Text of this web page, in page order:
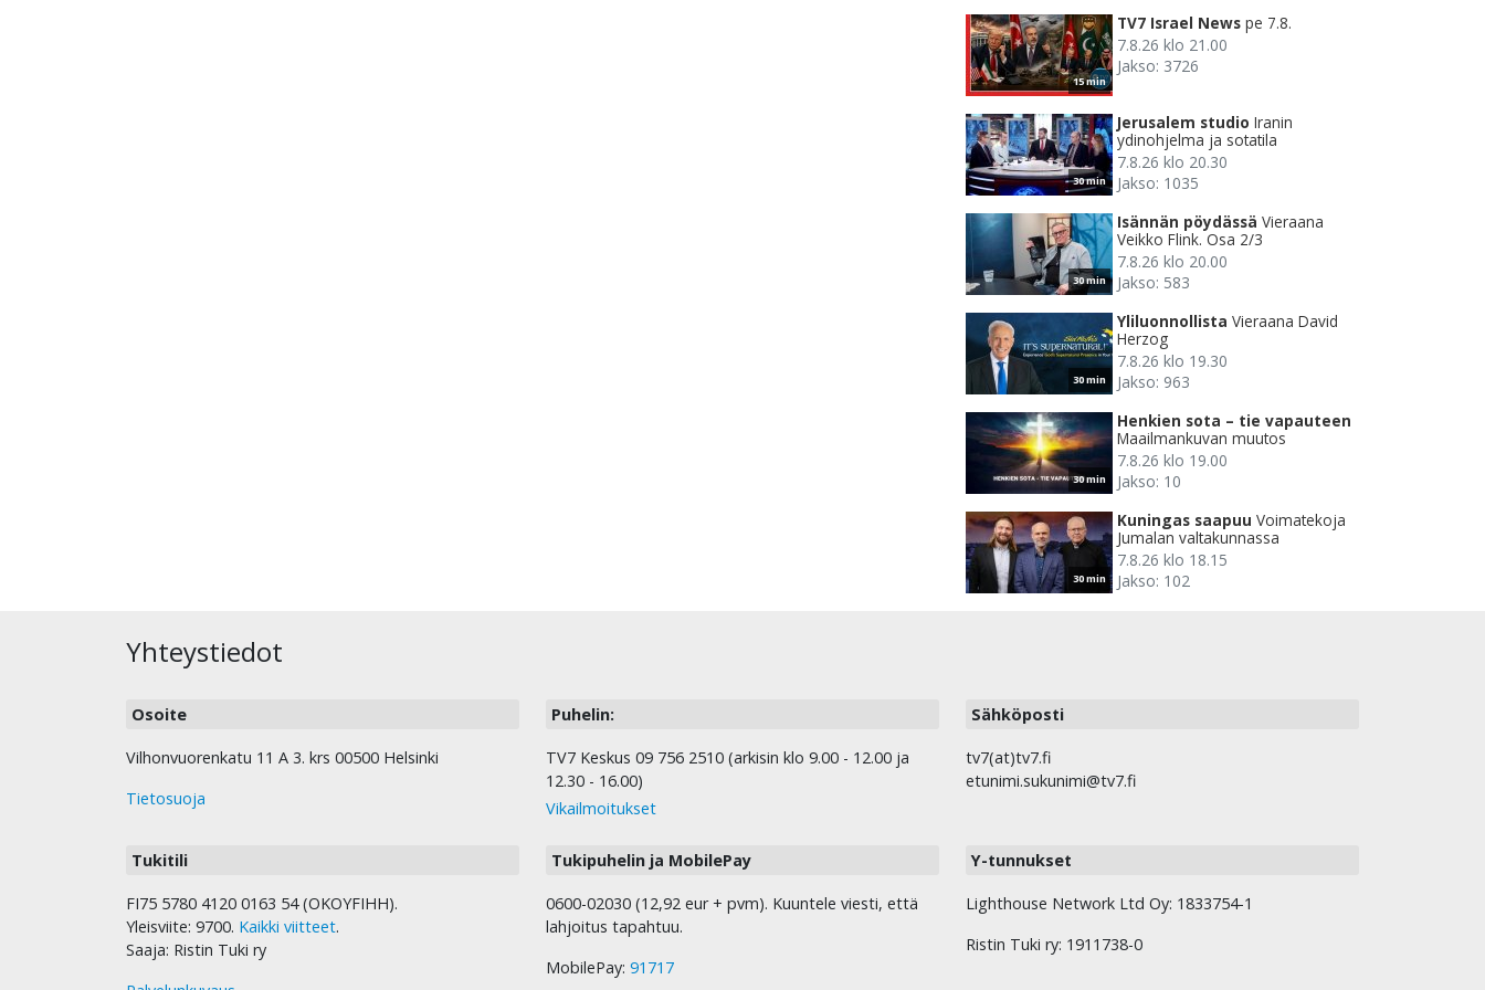
15 min
TV7 Israel News pe 7.8.
7.8.26 klo 21.00
Jakso: 3726
30 min
Jerusalem studio Iranin
ydinohjelma ja sotatila
7.8.26 klo 20.30
Jakso: 1035
30 min
Isännän pöydässä Vieraana
Veikko Flink. Osa 2/3
7.8.26 klo 20.00
Jakso: 583
30 min
Yliluonnollista Vieraana David
Herzog
7.8.26 klo 19.30
Jakso: 963
30 min
Henkien sota – tie vapauteen
Maailmankuvan muutos
7.8.26 klo 19.00
Jakso: 10
30 min
Kuningas saapuu Voimatekoja
Jumalan valtakunnassa
7.8.26 klo 18.15
Jakso: 102
Yhteystiedot
Osoite
Vilhonvuorenkatu 11 A 3. krs 00500 Helsinki
Tietosuoja
Puhelin:
TV7 Keskus 09 756 2510 (arkisin klo 9.00 - 12.00 ja
12.30 - 16.00)
Vikailmoitukset
Sähköposti
tv7(at)tv7.fi
etunimi.sukunimi@tv7.fi
Tukitili
FI75 5780 4120 0163 54 (OKOYFIHH).
Yleisviite: 9700. Kaikki viitteet.
Saaja: Ristin Tuki ry
Tukipuhelin ja MobilePay
0600-02030 (12,92 eur + pvm). Kuuntele viesti, että
lahjoitus tapahtuu.
MobilePay: 91717
Y-tunnukset
Lighthouse Network Ltd Oy: 1833754-1
Ristin Tuki ry: 1911738-0